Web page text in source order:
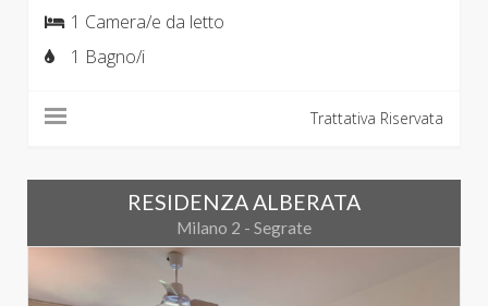
1 Camera/e da letto
1 Bagno/i
Trattativa Riservata
RESIDENZA ALBERATA
Milano 2 - Segrate